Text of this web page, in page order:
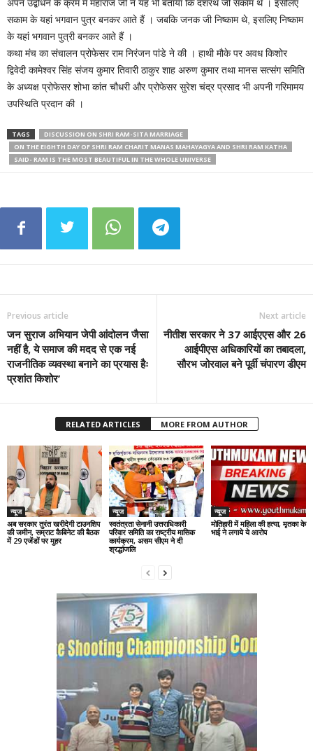
अपने उद्बोधन के क्रम में महाराज जी ने यह भी बताया कि दशरथ जी सकाम थे । इसलिए
सकाम के यहां भगवान पुत्र बनकर आते हैं । जबकि जनक जी निष्काम थे, इसलिए निष्काम
के यहां भगवान पुत्री बनकर आते हैं ।
कथा मंच का संचालन प्रोफेसर राम निरंजन पांडे ने की । हाथी मौके पर अवध किशोर
द्विवेदी कामेश्वर सिंह संजय कुमार तिवारी ठाकुर शाह अरुण कुमार तथा मानस सत्संग समिति
के अध्यक्ष प्रोफेसर शोभा कांत चौधरी और प्रोफेसर सुरेश चंद्र प्रसाद भी अपनी गरिमामय
उपस्थिति प्रदान की ।
TAGS
DISCUSSION ON SHRI RAM-SITA MARRIAGE
ON THE EIGHTH DAY OF SHRI RAM CHARIT MANAS MAHAYAGYA AND SHRI RAM KATHA
SAID- RAM IS THE MOST BEAUTIFUL IN THE WHOLE UNIVERSE
Previous article
जन सुराज अभियान जेपी आंदोलन जैसा
नहीं है, ये समाज की मदद से एक नई
राजनीतिक व्यवस्था बनाने का प्रयास हैः
प्रशांत किशोर’
Next article
नीतीश सरकार ने 37 आईएएस और 26
आईपीएस अधिकारियों का तबादला,
सौरभ जोरवाल बने पूर्वी चंपारण डीएम
RELATED ARTICLES MORE FROM AUTHOR
न्यूज
अब सरकार तुरंत खरीदेगी टाउनशिप
की जमीन, सम्राट कैबिनेट की बैठक
में 29 एजेंडों पर मुहर
न्यूज
स्वतंत्रता सेनानी उत्तराधिकारी
परिवार समिति का राष्ट्रीय मासिक
कार्यक्रम, असम सीएम ने दी
श्रद्धांजलि
न्यूज
मोतिहारी में महिला की हत्या, मृतका के
भाई ने लगाये ये आरोप